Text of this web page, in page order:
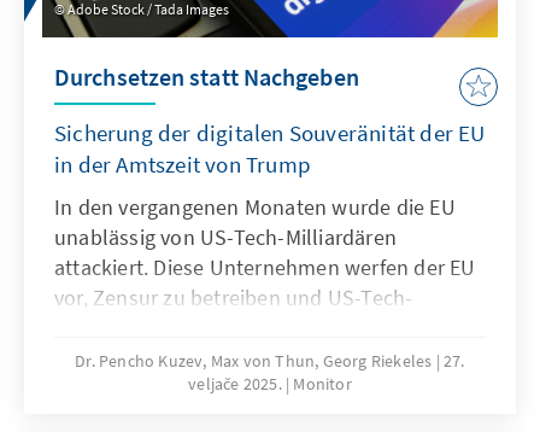
Adobe Stock / Tada Images
Durchsetzen statt Nachgeben
Sicherung der digitalen Souveränität der EU
in der Amtszeit von Trump
In den vergangenen Monaten wurde die EU
unablässig von US-Tech-Milliardären
attackiert. Diese Unternehmen werfen der EU
vor, Zensur zu betreiben und US-Tech-
Durchsetzungsmaßnahmen gezielt ins Visier
zu nehmen. Doch aus Angst vor
Dr. Pencho Kuzev, Max von Thun, Georg Riekeles 27.
veljače 2025. Monitor